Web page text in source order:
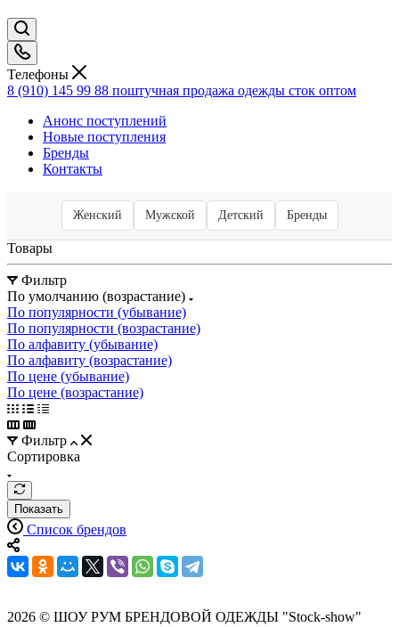
Телефоны
8 (910) 145 99 88 поштучная продажа одежды сток оптом
Анонс поступлений
Новые поступления
Бренды
Контакты
Женский Мужской Детский Бренды
Товары
Фильтр
По умолчанию (возрастание)
По популярности (убывание)
По популярности (возрастание)
По алфавиту (убывание)
По алфавиту (возрастание)
По цене (убывание)
По цене (возрастание)
Фильтр
Сортировка
Показать
Список брендов
2026 © ШОУ РУМ БРЕНДОВОЙ ОДЕЖДЫ "Stock-show"